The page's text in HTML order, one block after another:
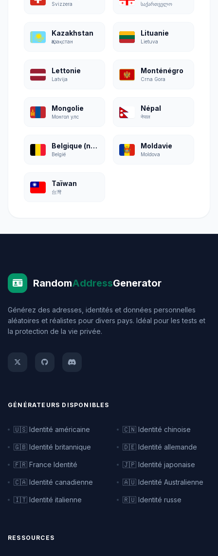
Svizzera საქართველო
Kazakhstan
Қазақстан
Lituanie
Lietuva
Lettonie
Latvija
Monténégro
Crna Gora
Mongolie
Монгол улс
Népal
नेपाल
Belgique (néerlandais)
België
Moldavie
Moldova
Taïwan
台灣
RandomAddressGenerator
Générez des adresses, identités et données personnelles
aléatoires et réalistes pour divers pays. Idéal pour les tests et
la protection de la vie privée.
GÉNÉRATEURS DISPONIBLES
🇺🇸 Identité américaine 🇨🇳 Identité chinoise
🇬🇧 Identité britannique 🇩🇪 Identité allemande
🇫🇷 France Identité 🇯🇵 Identité japonaise
🇨🇦 Identité canadienne 🇦🇺 Identité Australienne
🇮🇹 Identité italienne 🇷🇺 Identité russe
RESSOURCES